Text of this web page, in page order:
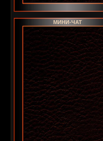
МИНИ-ЧАТ